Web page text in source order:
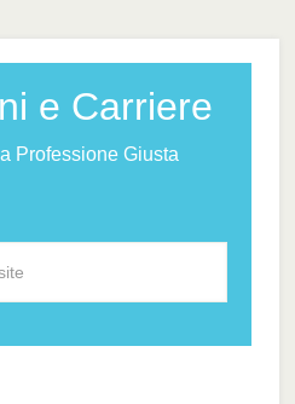
e Carriere
Professione Giusta